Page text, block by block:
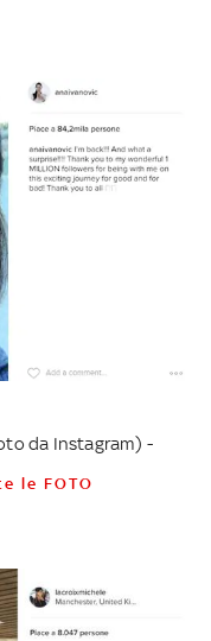
da Instagram) -
le FOTO